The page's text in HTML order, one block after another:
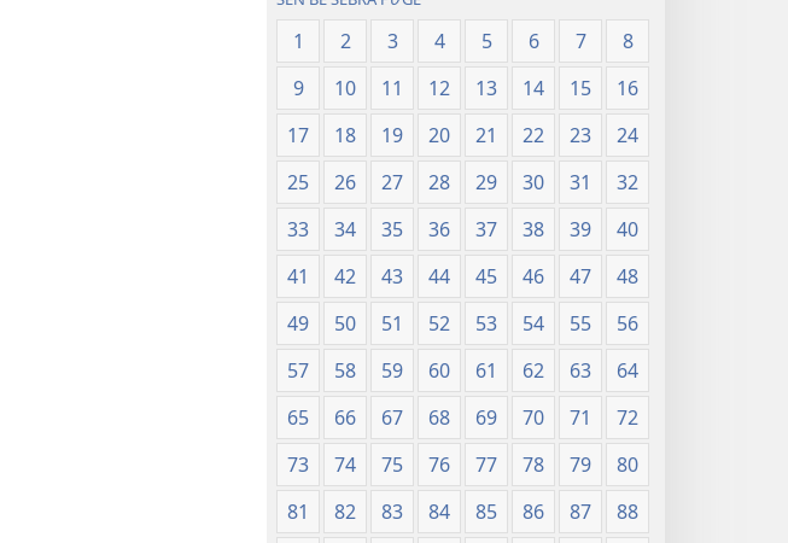
1 2 3 4 5 6 7
8
9
10 11 12 13 14 15
16
17
18 19 20 21 22 23
24
25
26 27 28 29 30 31
32
33
34 35 36 37 38 39
40
41
42 43 44 45 46 47
48
49
50 51 52 53 54 55
56
57
58 59 60 61 62 63
64
65
66 67 68 69 70 71
72
73
74 75 76 77 78 79
80
81
82 83 84 85 86 87
88